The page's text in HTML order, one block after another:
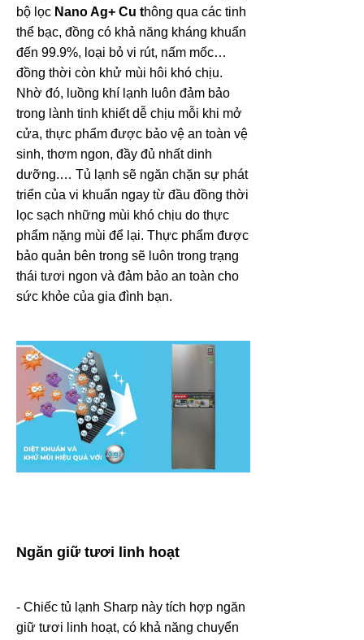
bộ lọc Nano Ag+ Cu thông qua các tinh
thể bạc, đồng có khả năng kháng khuẩn
đến 99.9%, loại bỏ vi rút, nấm mốc…
đồng thời còn khử mùi hôi khó chịu.
Nhờ đó, luồng khí lạnh luôn đảm bảo
trong lành tinh khiết dễ chịu mỗi khi mở
cửa, thực phẩm được bảo vệ an toàn vệ
sinh, thơm ngon, đầy đủ nhất dinh
dưỡng.… Tủ lạnh sẽ ngăn chặn sự phát
triển của vi khuẩn ngay từ đầu đồng thời
lọc sạch những mùi khó chịu do thực
phẩm nặng mùi để lại. Thực phẩm được
bảo quản bên trong sẽ luôn trong trạng
thái tươi ngon và đảm bảo an toàn cho
sức khỏe của gia đình bạn.
Ngăn giữ tươi linh hoạt
- Chiếc tủ lạnh Sharp này tích hợp ngăn
giữ tươi linh hoạt, có khả năng chuyển